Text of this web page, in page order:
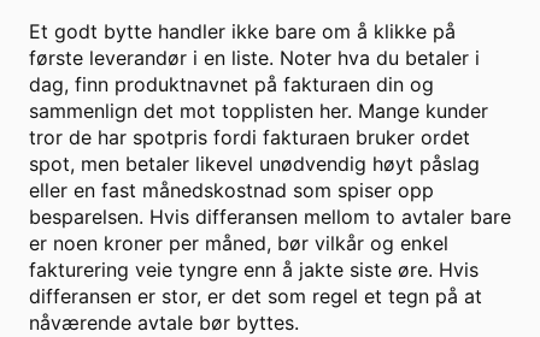
Et godt bytte handler ikke bare om å klikke på
første leverandør i en liste. Noter hva du betaler i
dag, finn produktnavnet på fakturaen din og
sammenlign det mot topplisten her. Mange kunder
tror de har spotpris fordi fakturaen bruker ordet
spot, men betaler likevel unødvendig høyt påslag
eller en fast månedskostnad som spiser opp
besparelsen. Hvis differansen mellom to avtaler bare
er noen kroner per måned, bør vilkår og enkel
fakturering veie tyngre enn å jakte siste øre. Hvis
differansen er stor, er det som regel et tegn på at
nåværende avtale bør byttes.